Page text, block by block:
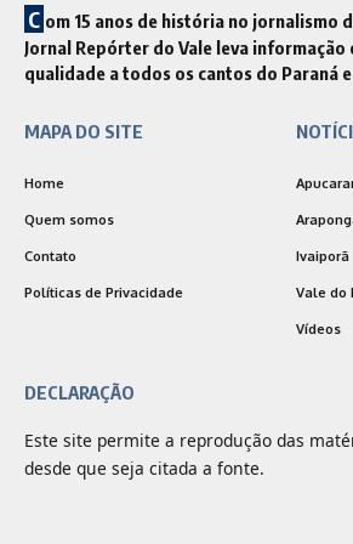
C om 15 anos de história no jornalismo
Jornal Repórter do Vale leva
qualidade a todos os cantos do Paraná
MAPA DO SITE
Home
Quem somos
Contato
Políticas de Privacidade
Ivaiporã
Vale do
Vídeos
DECLARAÇÃO
Este site permite a reprodução das
desde que seja citada a fonte.